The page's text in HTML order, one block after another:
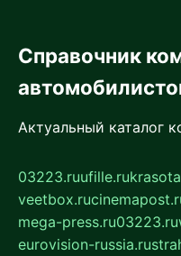
Справочник
Актуальный каталог
03223.ruufille.ru
veetbox.ru
mega-press.ru03223.ru
eurovision-russia.ru